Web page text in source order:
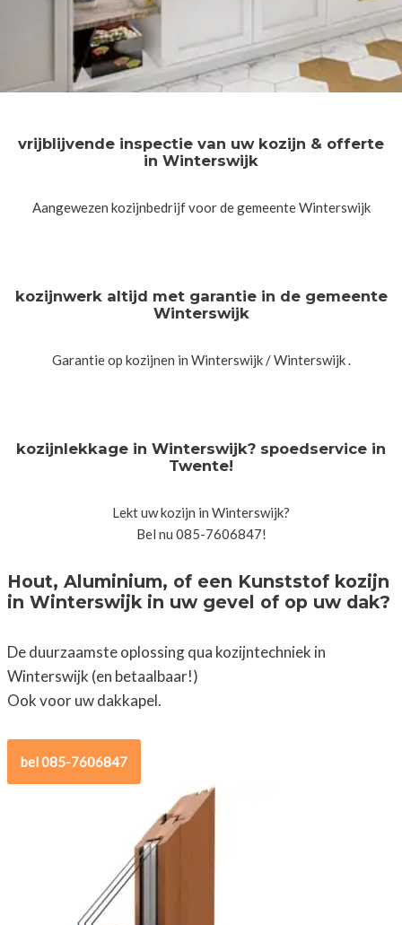
vrijblijvende inspectie van uw kozijn & offerte
in Winterswijk
Aangewezen kozijnbedrijf voor de gemeente Winterswijk
kozijnwerk altijd met garantie in de gemeente
Winterswijk
Garantie op kozijnen in Winterswijk / Winterswijk .
kozijnlekkage in Winterswijk? spoedservice in
Twente!
Lekt uw kozijn in Winterswijk?
Bel nu 085-7606847!
Hout, Aluminium, of een Kunststof kozijn
in Winterswijk in uw gevel of op uw dak?
De duurzaamste oplossing qua kozijntechniek in
Winterswijk (en betaalbaar!)
Ook voor uw dakkapel.
bel 085-7606847